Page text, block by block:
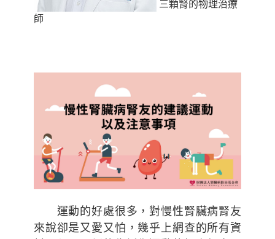
三顆腎的物理治療
師
運動的好處很多，對慢性腎臟病腎友
來說卻是又愛又怕，幾乎上網查的所有資